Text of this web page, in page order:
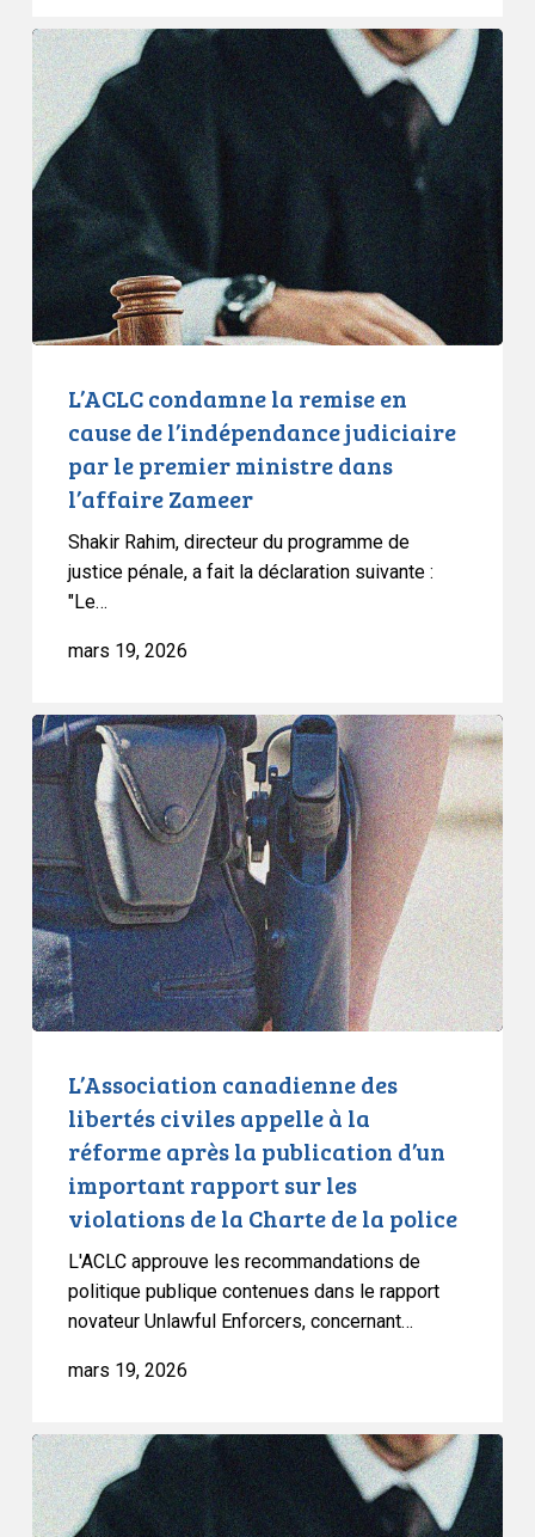
L’ACLC
condamne
la
remise
en
cause
de
l’indépendance
judiciaire
par
dans
l’affaire
Zameer
L’ACLC condamne la remise en
cause de l’indépendance judiciaire
par le premier ministre dans
l’affaire Zameer
Shakir Rahim, directeur du programme de
justice pénale, a fait la déclaration suivante :
"Le…
mars 19, 2026
L’Association
canadienne
des
libertés
civiles
appelle
à
la
réforme
après
la
important
rapport
violations
police
L’Association canadienne des
libertés civiles appelle à la
réforme après la publication d’un
important rapport sur les
violations de la Charte de la police
L'ACLC approuve les recommandations de
politique publique contenues dans le rapport
novateur Unlawful Enforcers, concernant…
mars 19, 2026
L’ACLC
demande
au